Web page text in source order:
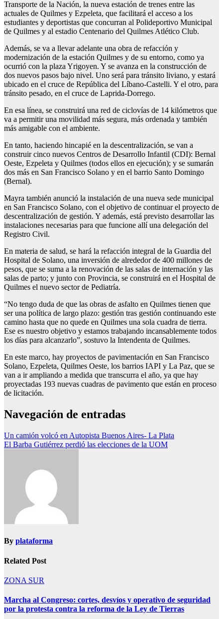
Transporte de la Nación, la nueva estación de trenes entre las
actuales de Quilmes y Ezpeleta, que facilitará el acceso a los
estudiantes y deportistas que concurran al Polideportivo Municipal
de Quilmes y al estadio Centenario del Quilmes Atlético Club.
Además, se va a llevar adelante una obra de refacción y
modernización de la estación Quilmes y de su entorno, como ya
ocurrió con la plaza Yrigoyen. Y se avanza en la construcción de
dos nuevos pasos bajo nivel. Uno será para tránsito liviano, y estará
ubicado en el cruce de República del Líbano-Castelli. Y el otro, para
tránsito pesado, en el cruce de Laprida-Dorrego.
En esa línea, se construirá una red de ciclovías de 14 kilómetros que
va a permitir una movilidad más segura, más ordenada y también
más amigable con el ambiente.
En tanto, haciendo hincapié en la descentralización, se van a
construir cinco nuevos Centros de Desarrollo Infantil (CDI): Bernal
Oeste, Ezpeleta y Quilmes (todos ellos en ejecución); y se sumarán
dos más en San Francisco Solano y en el barrio Santo Domingo
(Bernal).
Mayra también anunció la instalación de una nueva sede municipal
en San Francisco Solano, con el objetivo de continuar el proyecto de
descentralización de gestión. Y además, está previsto desarrollar las
instalaciones necesarias para que funcione allí una delegación del
Registro Civil.
En materia de salud, se hará la refacción integral de la Guardia del
Hospital de Solano, una inversión de alrededor de 400 millones de
pesos, que se suma a la renovación de las salas de internación y las
salas de parto; y junto con Provincia, se construirá en el Hospital de
Quilmes el nuevo sector de Pediatría.
“No tengo duda de que las obras de asfalto en Quilmes tienen que
ser una política de largo plazo: gestión tras gestión continuando este
camino hasta que no quede en Quilmes una sola cuadra de tierra.
Ese es nuestro objetivo y estamos trabajando incansablemente todos
los días para alcanzarlo”, sostuvo la Intendenta de Quilmes.
En este marco, hay proyectos de pavimentación en San Francisco
Solano, Ezpeleta, Quilmes Oeste, los barrios IAPI y La Paz, que se
van a ir ampliando a medida que transcurra el año, ya que hay
proyectadas 193 nuevas cuadras de pavimento que están en proceso
de licitación.
Navegación de entradas
Un camión volcó en Autopista Buenos Aires- La Plata
El Barba Gutiérrez perdió las elecciones de la UOM
By plataforma
Related Post
ZONA SUR
Marcha al Congreso: cortes, desvíos y operativo de seguridad
por la protesta contra la reforma de la Ley de Tierras